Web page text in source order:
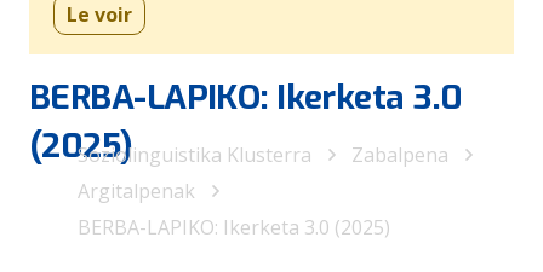
Le voir
BERBA-LAPIKO: Ikerketa 3.0
(2025)
Soziolinguistika Klusterra
Zabalpena
Argitalpenak
BERBA-LAPIKO: Ikerketa 3.0 (2025)